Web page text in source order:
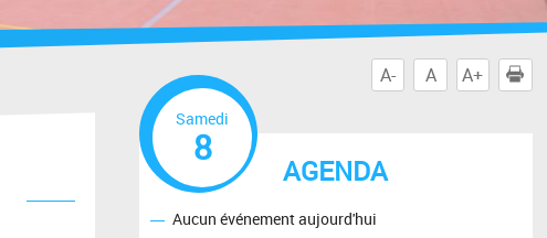
A- A A+
AGENDA
Samedi
8
Aucun événement aujourd'hui